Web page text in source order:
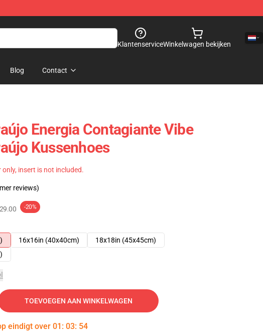
KlantenserviceWinkelwagen bekijken
Blog Contact
Energia Contagiante Vibe
Kussenhoes
only, insert is not included.
reviews)
-20%
16x16in (40x40cm)
18x18in (45x45cm)
TOEVOEGEN AAN WINKELWAGEN
eindigt over 01 : 03: 53